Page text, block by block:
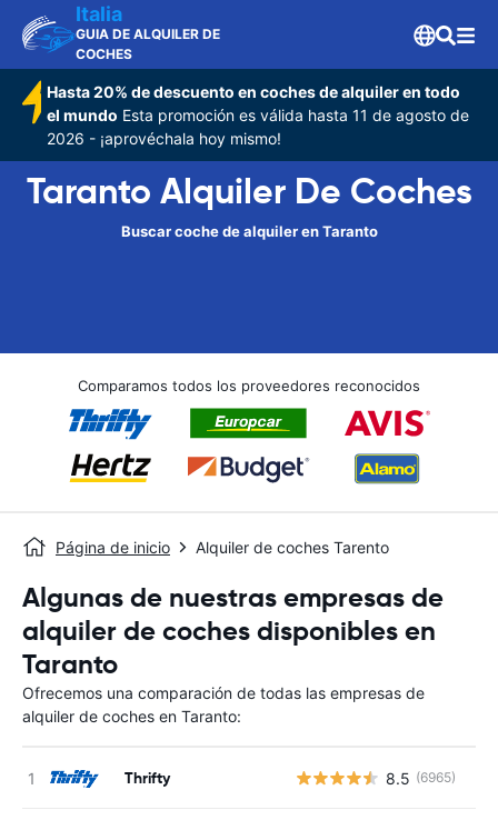
Italia
GUIA DE ALQUILER DE
COCHES
Hasta 20% de descuento en coches de alquiler en todo
el mundo Esta promoción es válida hasta 11 de agosto de
2026 - ¡aprovéchala hoy mismo!
Taranto Alquiler De Coches
Buscar coche de alquiler en Taranto
Comparamos todos los proveedores reconocidos
Página de inicio Alquiler de coches Tarento
Algunas de nuestras empresas de
alquiler de coches disponibles en
Taranto
Ofrecemos una comparación de todas las empresas de
alquiler de coches en Taranto:
Thrifty 8.5 (6965)